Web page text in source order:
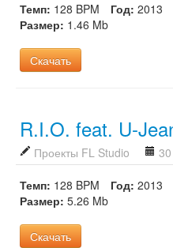
Темп: 128 BPM Год: 2013
Размер: 1.46 Mb
Скачать
R.I.O. feat. U-
Проекты FL Studio
Темп: 128 BPM Год: 2013
Размер: 5.26 Mb
Скачать